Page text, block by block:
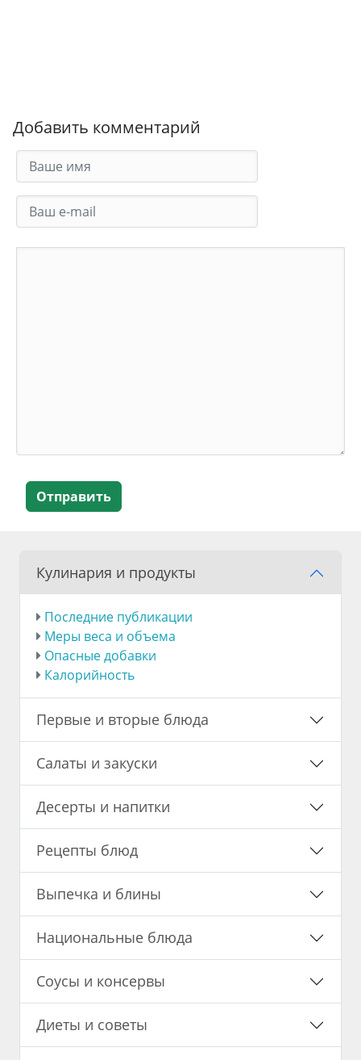
Добавить комментарий
Отправить
Кулинария и продукты
Последние публикации
Меры веса и объема
Опасные добавки
Калорийность
Первые и вторые блюда
Салаты и закуски
Десерты и напитки
Рецепты блюд
Выпечка и блины
Национальные блюда
Соусы и консервы
Диеты и советы